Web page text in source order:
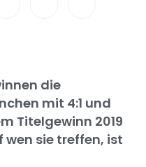
die
mit 4:1 und
Titelgewinn 2019
wen sie treffen, ist